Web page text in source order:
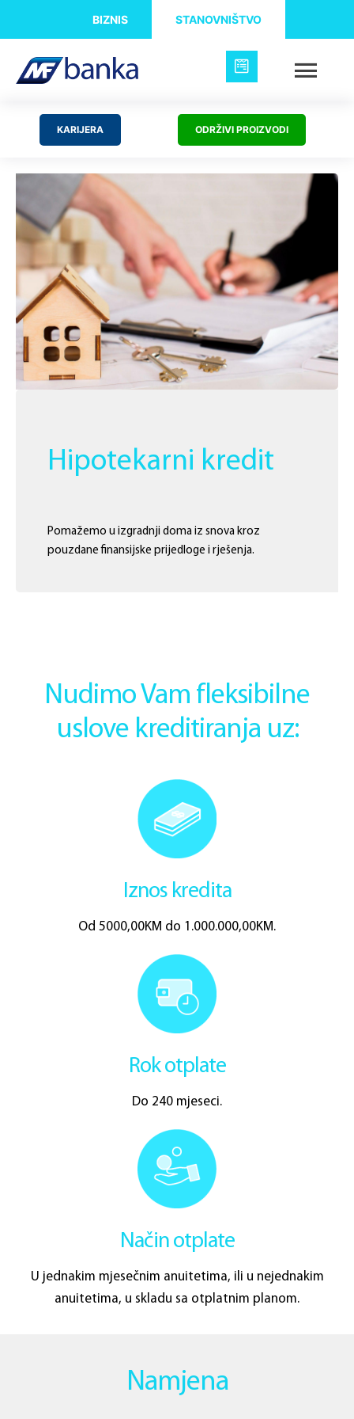
BIZNIS STANOVNIŠTVO
KARIJERA ODRŽIVI PROIZVODI
Hipotekarni kredit
Pomažemo u izgradnji doma iz snova kroz
pouzdane finansijske prijedloge i rješenja.
Nudimo Vam fleksibilne
uslove kreditiranja uz:
Iznos kredita
Od 5000,00KM do 1.000.000,00KM.
Rok otplate
Do 240 mjeseci.
Način otplate
U jednakim mjesečnim anuitetima, ili u nejednakim
anuitetima, u skladu sa otplatnim planom.
Namjena